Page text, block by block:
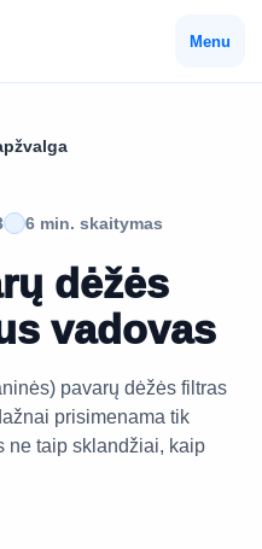
Menu
6 min. skaitymas
dėžės
vadovas
pavarų dėžės filtras
prisimenama tik
ne taip sklandžiai, kaip